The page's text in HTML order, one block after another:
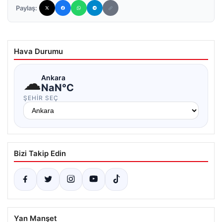
Paylaş:
Hava Durumu
☁Ankara
NaN°C
ŞEHIR SEÇ
Bizi Takip Edin
Yan Manşet